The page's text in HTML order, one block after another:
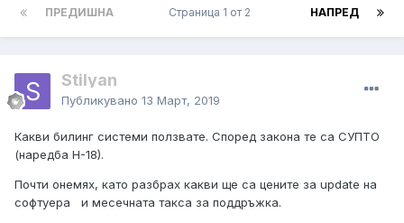
ПРЕДИШНА НАПРЕД
Страница 1 от 2
Stilyan
Публикувано 13 Март, 2019
Какви билинг системи ползвате. Според закона те са СУПТО
(наредба Н-18).
Почти онемях, като разбрах какви ще са цените за update на
софтуера и месечната такса за поддръжка.